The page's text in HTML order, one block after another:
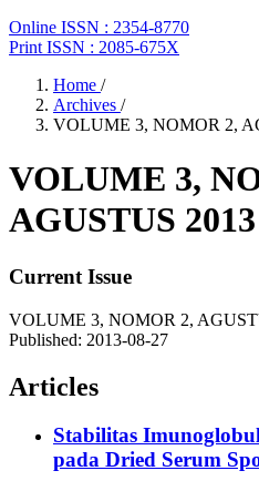
Online ISSN : 2354-8770
Print ISSN : 2085-675X
Home /
Archives /
VOLUME 3, NOMOR 2,
VOLUME 3,
AGUSTUS 2013
Current Issue
VOLUME 3, NOMOR 2,
Published: 2013-08-27
Articles
Stabilitas
pada Dried Serum